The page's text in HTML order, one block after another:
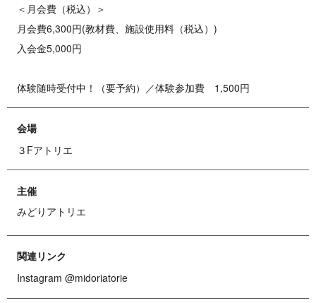
＜月会費（税込）＞
月会費6,300円(教材費、施設使用料（税込）)
入会金5,000円
体験随時受付中！（要予約）／体験参加費 1,500円
会場
３Fアトリエ
主催
みどりアトリエ
関連リンク
Instagram @midoriatorie